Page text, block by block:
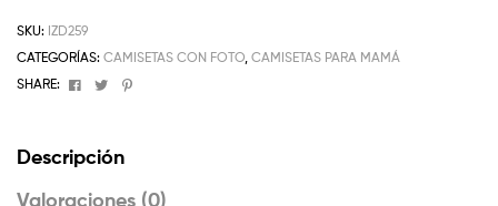
SKU: IZD259
CATEGORÍAS: CAMISETAS CON FOTO CAMISETAS PARA MAMÁ
SHARE:
Facebook
TwitterPinterest
Descripción
Valoraciones (0)